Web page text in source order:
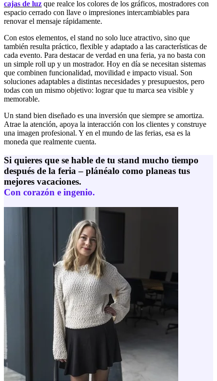
cajas de luz que realce los colores de los gráficos, mostradores con
espacio cerrado con llave o impresiones intercambiables para
renovar el mensaje rápidamente.
Con estos elementos, el stand no solo luce atractivo, sino que
también resulta práctico, flexible y adaptado a las características de
cada evento. Para destacar de verdad en una feria, ya no basta con
un simple roll up y un mostrador. Hoy en día se necesitan sistemas
que combinen funcionalidad, movilidad e impacto visual. Son
soluciones adaptables a distintas necesidades y presupuestos, pero
todas con un mismo objetivo: lograr que tu marca sea visible y
memorable.
Un stand bien diseñado es una inversión que siempre se amortiza.
Atrae la atención, apoya la interacción con los clientes y construye
una imagen profesional. Y en el mundo de las ferias, esa es la
moneda que realmente cuenta.
Si quieres que se hable de tu stand mucho tiempo
después de la feria – plánéalo como planeas tus
mejores vacaciones.
Con corazón e ingenio.